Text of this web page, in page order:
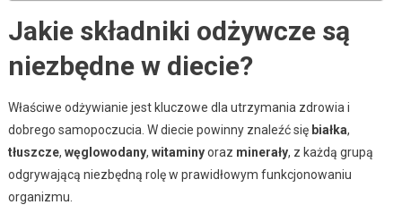
Jakie składniki odżywcze są
niezbędne w diecie?
Właściwe odżywianie jest kluczowe dla utrzymania zdrowia i
dobrego samopoczucia. W diecie powinny znaleźć się białka,
tłuszcze, węglowodany, witaminyoraz minerały, z każdą grupą
odgrywającą niezbędną rolę w prawidłowym funkcjonowaniu
organizmu.